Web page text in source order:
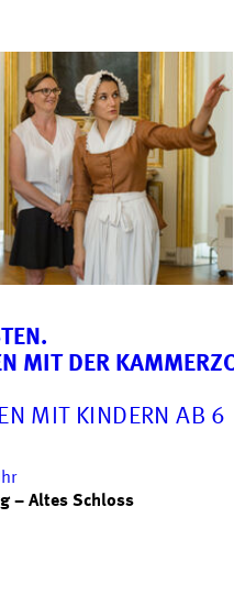
MIT DER
MIT KINDERN AB 6
– Altes Schloss